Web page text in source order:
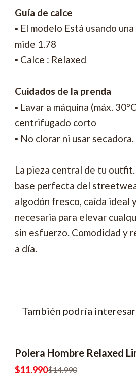
Guía de calce
▪ El modelo Está usando
mide 1.78
▪ Calce : Relaxed
Cuidados de la prenda
▪ Lavar a máquina (máx.
centrifugado corto
▪ No clorar ni usar secadora.
La pieza central de tu
base perfecta del
algodón fresco, caída ideal
necesaria para elevar
sin esfuerzo. Comodidad y
a día.
También podría
Polera Hombre Relaxed
$11.990$14.990